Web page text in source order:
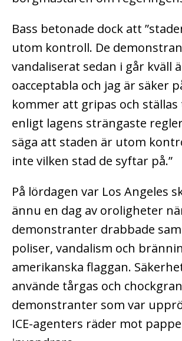
Bass betonade dock att
utom kontroll. De
vandaliserat sedan i går kväll
oacceptabla och jag är säker
kommer att gripas och ställas
enligt lagens strängaste
säga att staden är utom
inte vilken stad de syftar på.”
På lördagen var Los Angeles
ännu en dag av oroligheter
demonstranter drabbade
poliser, vandalism och
amerikanska flaggan.
använde tårgas och
demonstranter som var
ICE-agenters räder mot